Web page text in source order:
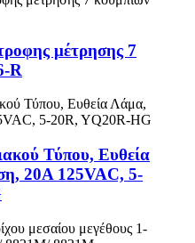
μέτρησης 7
R
Τύπου, Ευθεία
20A 125VAC, 5-